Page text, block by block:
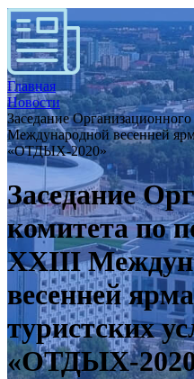
Главная
Новости
Заседание
Международной весенней
«ОТДЫХ-2020»
Заседание
комитета по
XXIII
весенней
туристских
«ОТДЫХ-